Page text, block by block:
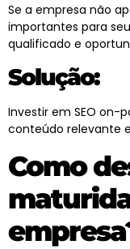
Se a empresa não
importantes para
qualificado e
Solução:
Investir em SEO on-
conteúdo relevante
Como